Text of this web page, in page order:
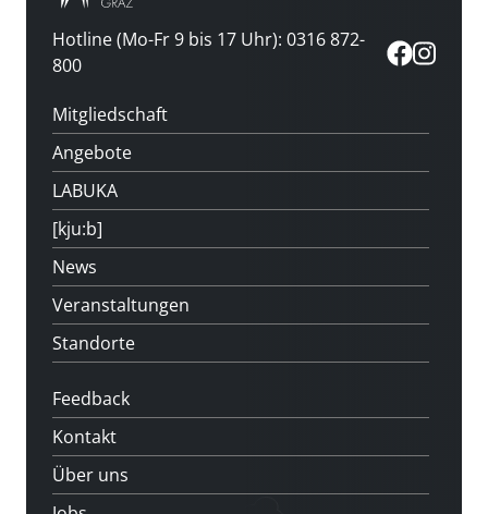
Hotline (Mo-Fr 9 bis 17 Uhr): 0316 872-
800
Mitgliedschaft
Angebote
LABUKA
[kju:b]
News
Veranstaltungen
Standorte
Feedback
Kontakt
Über uns